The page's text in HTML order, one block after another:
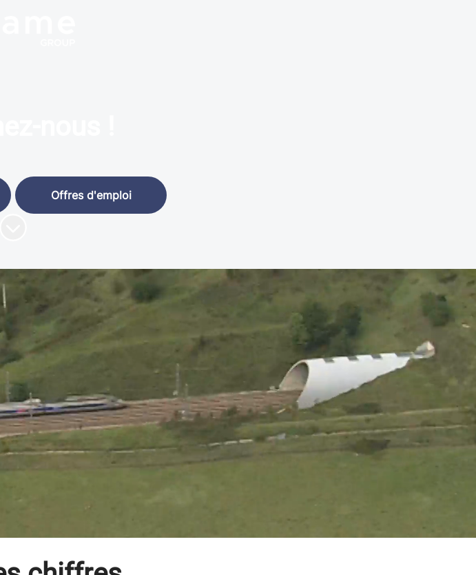
Offres d'emploi
Sicame
Corrèze (France), le Groupe
sur le marché des solutions
Le Groupe se développe
pour accompagner
et est devenu, aujourd’hui,
de son secteur.